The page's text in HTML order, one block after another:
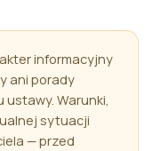
informacyjny
ani porady
Warunki,
sytuacji
— przed